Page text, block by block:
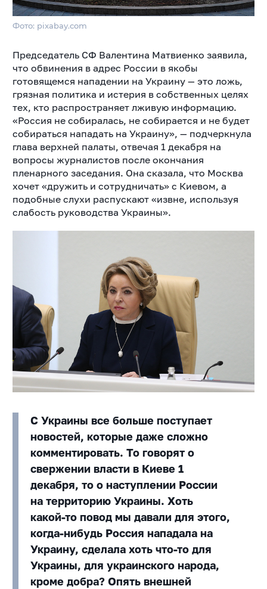
Фото: pixabay.com
Председатель СФ Валентина Матвиенко заявила,
что обвинения в адрес России в якобы
готовящемся нападении на Украину — это ложь,
грязная политика и истерия в собственных целях
тех, кто распространяет лживую информацию.
«Россия не собиралась, не собирается и не будет
собираться нападать на Украину», — подчеркнула
глава верхней палаты, отвечая 1 декабря на
вопросы журналистов после окончания
пленарного заседания. Она сказала, что Москва
хочет «дружить и сотрудничать» с Киевом, а
подобные слухи распускают «извне, используя
слабость руководства Украины».
С Украины все больше поступает
новостей, которые даже сложно
комментировать. То говорят о
свержении власти в Киеве 1
декабря, то о наступлении России
на территорию Украины. Хоть
какой-то повод мы давали для этого,
когда-нибудь Россия нападала на
Украину, сделала хоть что-то для
Украины, для украинского народа,
кроме добра? Опять внешней